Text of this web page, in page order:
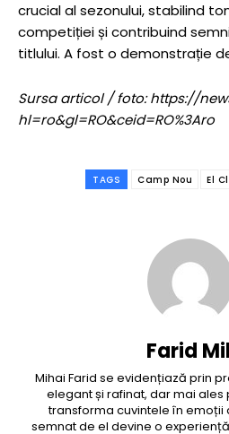
crucial al sezonului, stabilind
competiției și contribuind
titlului. A fost o demonstrație
Sursa articol / foto: https://
hl=ro&gl=RO&ceid=RO%3Aro
TAGS Camp Nou El
Farid
Mihai Farid se evidențiază prin
elegant și rafinat, dar mai
transforma cuvintele în emoții
semnat de el devine o